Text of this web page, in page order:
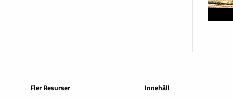
Fler Resurser Innehåll